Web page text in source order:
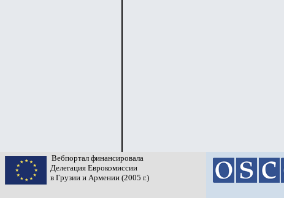
Вебпортал финансировала
Делегация Еврокомиссии
в Грузии и Армении (2005 г.)